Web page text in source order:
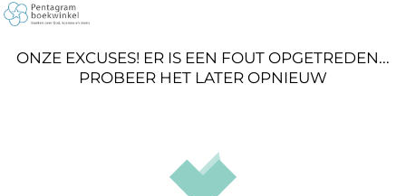
ONZE EXCUSES! ER IS EEN FOUT OPGETREDEN...
PROBEER HET LATER OPNIEUW